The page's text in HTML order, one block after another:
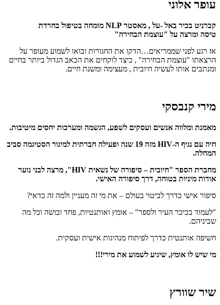
עופר אלוני
קברניט בכיר באל -על , מאסטר NLP מומחה בטיפול בחרדת
טיסה ומרצה על "עוצמת הבחירה"
אז רגע לפני שממריאים…הדקו את החגורות ובואו לשמוע מעופר על
הרצאתו "עוצמת הבחירה" , כיצד לוקחים את הכאב הגדול ביותר בחיים
ומנתבים אותו לעשיה חיובית , מעצימה ומשנת חיים.
מירי קנבסקי
מאמנת ומלווה אנשים ועסקים לשפע, הגשמה ומערכות יחסים מיטיבות.
חיה עם נגיף ה-HIV מזה 19 שנה ופעילה חברתית למיגור הסטיגמה סביב
המחלה.
מחברת הספר "חיובית – סיפורה של נשאית HIV", מרצה לבני נוער
אודות מיניות בטוחה, דרך סיפורה האישי.
סיפור אישי כדרך לביטוי בעולם – את מי זה מעניין ולמה זה כדאי?
"לעמוד בכיכר העיר ולספר" – אומץ ואותנטיות, פחד ובושה וכל מה
שביניהם.
חשיפה אותנטית כדרך לפיתוח מנהיגות אישית ועסקית.
מי שיש לו אומץ, שיגיע לשמוע את מירי!!!
שיר שוורץ